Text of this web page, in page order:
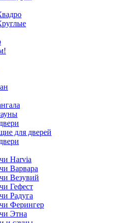
для дверей
Harvia
Варвара
Везувий
Гефест
Радуга
Ферингер
Этна